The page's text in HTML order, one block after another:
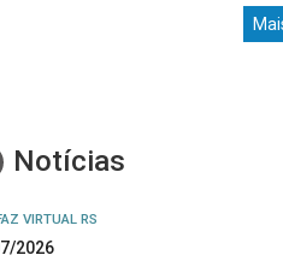
Notícias
VIRTUAL RS
2026